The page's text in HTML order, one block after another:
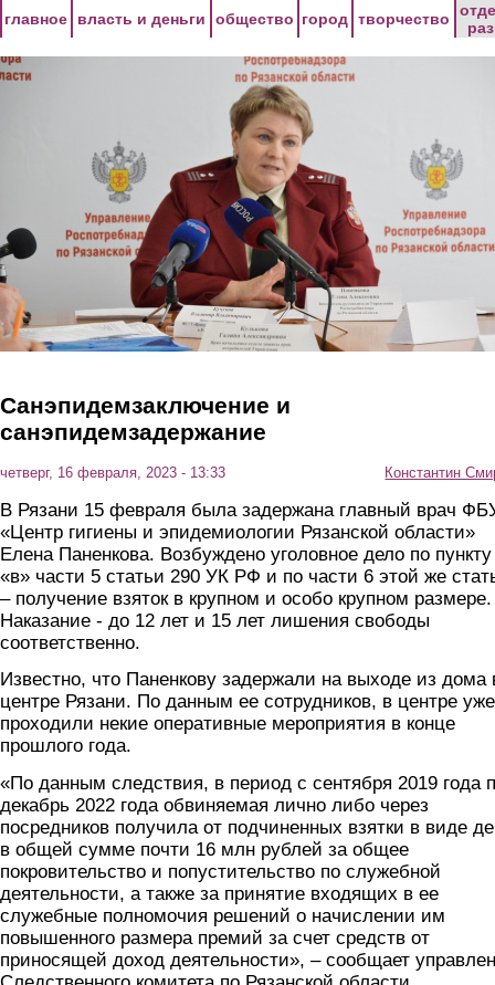
главное власть и деньги общество город творчество
Санэпидемзаключение и
санэпидемзадержание
четверг, 16 февраля, 2023 - 13:33 Константин
В Рязани 15 февраля была задержана главный врач
«Центр гигиены и эпидемиологии Рязанской области»
Елена Паненкова. Возбуждено уголовное дело по пункту
«в» части 5 статьи 290 УК РФ и по части 6 этой же
– получение взяток в крупном и особо крупном размере.
Наказание - до 12 лет и 15 лет лишения свободы
соответственно.
Известно, что Паненкову задержали на выходе из дома
центре Рязани. По данным ее сотрудников, в центре уже
проходили некие оперативные мероприятия в конце
прошлого года.
«По данным следствия, в период с сентября 2019 года
декабрь 2022 года обвиняемая лично либо через
посредников получила от подчиненных взятки в виде
в общей сумме почти 16 млн рублей за общее
покровительство и попустительство по служебной
деятельности, а также за принятие входящих в ее
служебные полномочия решений о начислении им
повышенного размера премий за счет средств от
приносящей доход деятельности», – сообщает